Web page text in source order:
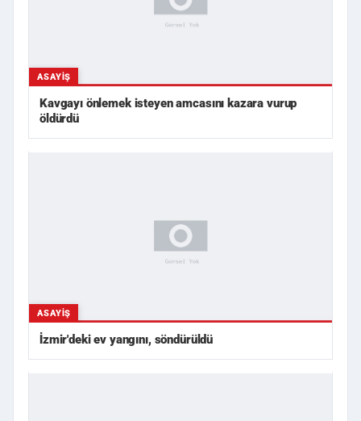
ASAYIŞ
Kavgayı önlemek isteyen amcasını kazara vurup
öldürdü
ASAYIŞ
İzmir'deki ev yangını, söndürüldü